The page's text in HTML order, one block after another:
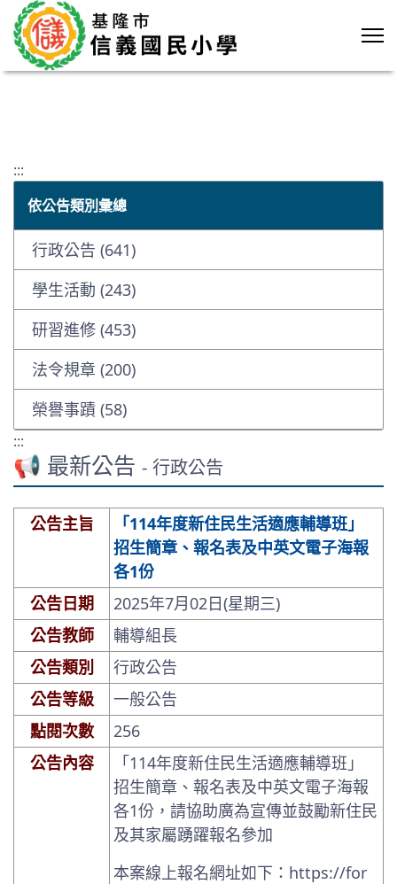
:::
依公告類別彙總
行政公告 (641)
學生活動 (243)
研習進修 (453)
法令規章 (200)
榮譽事蹟 (58)
:::
📢 最新公告 - 行政公告
公告主旨
「114年度新住民生活適應輔導班」
招生簡章、報名表及中英文電子海報
各1份
公告日期
2025年7月02日(星期三)
公告教師
輔導組長
公告類別
行政公告
公告等級
一般公告
點閱次數
256
公告內容
「114年度新住民生活適應輔導班」
招生簡章、報名表及中英文電子海報
各1份，請協助廣為宣傳並鼓勵新住民
及其家屬踴躍報名參加
本案線上報名網址如下：https://for